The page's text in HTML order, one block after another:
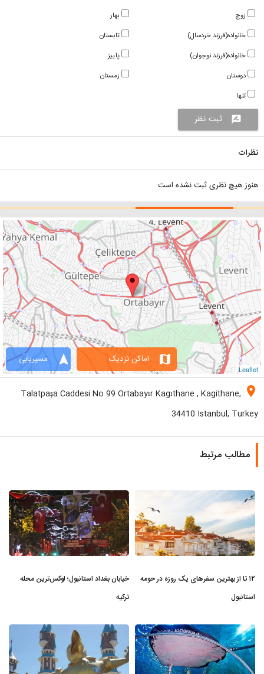
بهار
تابستان
پاییز
زمستان
زوج
خانواده(فرزند خردسال)
خانواده(فرزند نوجوان)
دوستان
تنها
rate_review ثبت نظر
نظرات
هنوز هیچ نظری ثبت نشده است
Leaflet
navigation مسیریابی map اماکن نزدیک
location_on
Talatpaşa Caddesi No 99 Ortabayır Kagıthane , Kagithane,
34410 Istanbul, Turkey
مطالب مرتبط
۱۲ تا از بهترین سفرهای یک روزه در حومه
استانبول
خیابان بغداد استانبول؛ لوکس‌ترین محله
ترکیه